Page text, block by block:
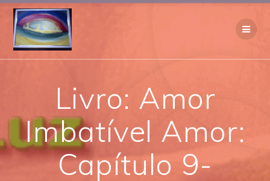
Skip
Livro: Amor
Imbatível Amor:
Capítulo 9-